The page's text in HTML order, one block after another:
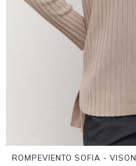
ROMPEVIENTO SOFIA - VISON